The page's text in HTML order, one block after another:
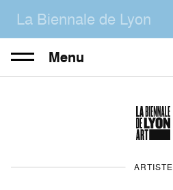
La Biennale de Lyon
Menu
ARTISTE